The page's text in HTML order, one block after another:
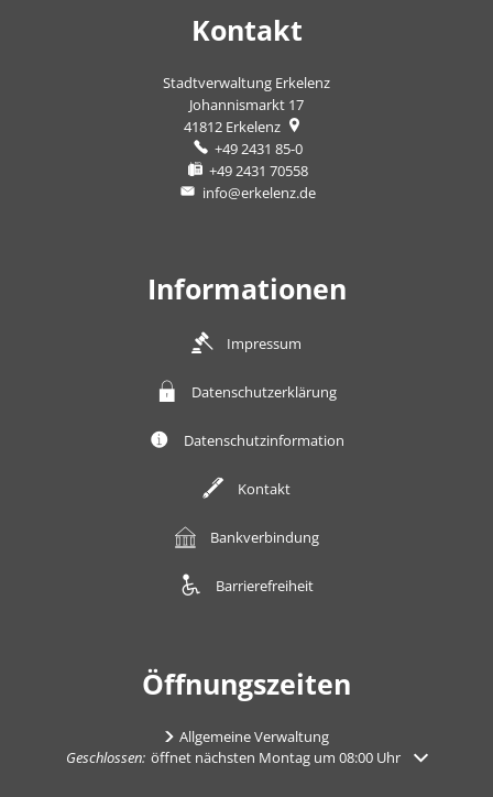
Kontakt
Stadtverwaltung Erkelenz
Johannismarkt 17
41812 Erkelenz
+49 2431 85-0
+49 2431 70558
info@erkelenz.de
Informationen
Impressum
Datenschutzerklärung
Datenschutzinformation
Kontakt
Bankverbindung
Barrierefreiheit
Öffnungszeiten
Allgemeine Verwaltung
Klicken, um weitere Öffnungs- oder Schließzeiten auszublenden
Geschlossen: öffnet nächsten Montag um 08:00 Uhr